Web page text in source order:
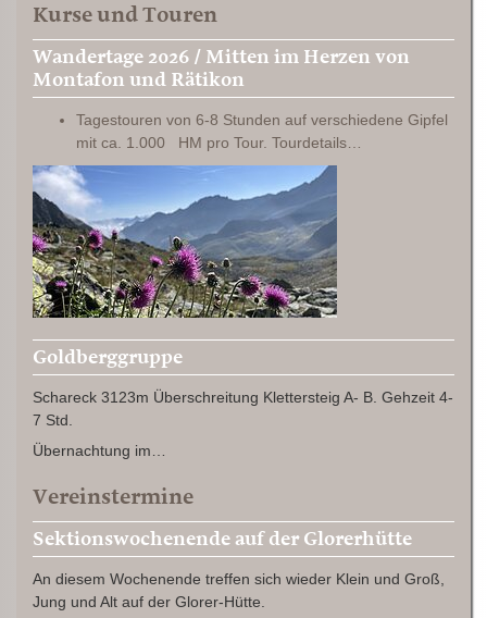
Kurse und Touren
Wandertage 2026 / Mitten im Herzen von
Montafon und Rätikon
Tagestouren von 6-8 Stunden auf verschiedene Gipfel
mit ca. 1.000 HM pro Tour. Tourdetails…
Goldberggruppe
Schareck 3123m Überschreitung Klettersteig A- B. Gehzeit 4-
7 Std.
Übernachtung im…
Vereinstermine
Sektionswochenende auf der Glorerhütte
An diesem Wochenende treffen sich wieder Klein und Groß,
Jung und Alt auf der Glorer-Hütte.